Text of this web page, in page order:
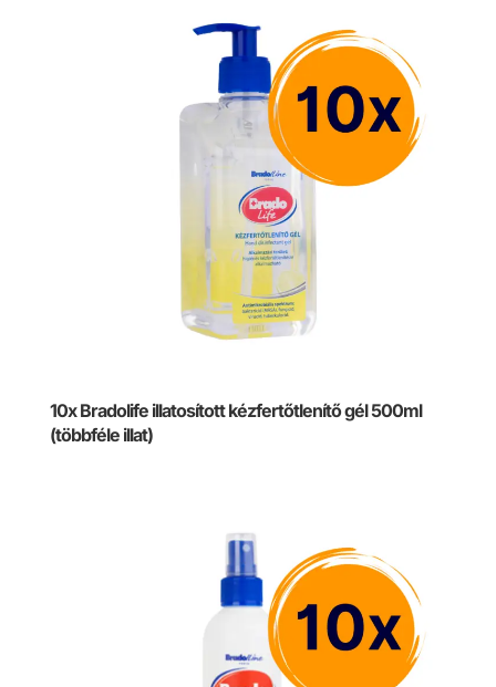
10x Bradolife illatosított kézfertőtlenítő gél 500ml
(többféle illat)